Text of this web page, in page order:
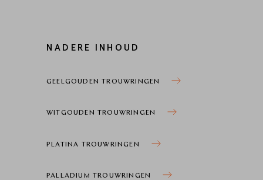
NADERE INHOUD
GEELGOUDEN TROUWRINGEN
WITGOUDEN TROUWRINGEN
PLATINA TROUWRINGEN
PALLADIUM TROUWRINGEN